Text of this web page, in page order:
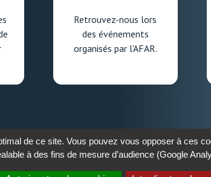
Retrouvez-nous lors
des événements
organisés par l'AFAR.
de ce site. Vous pouvez vous opposer à ces
à des fins de mesure d’audience (Google